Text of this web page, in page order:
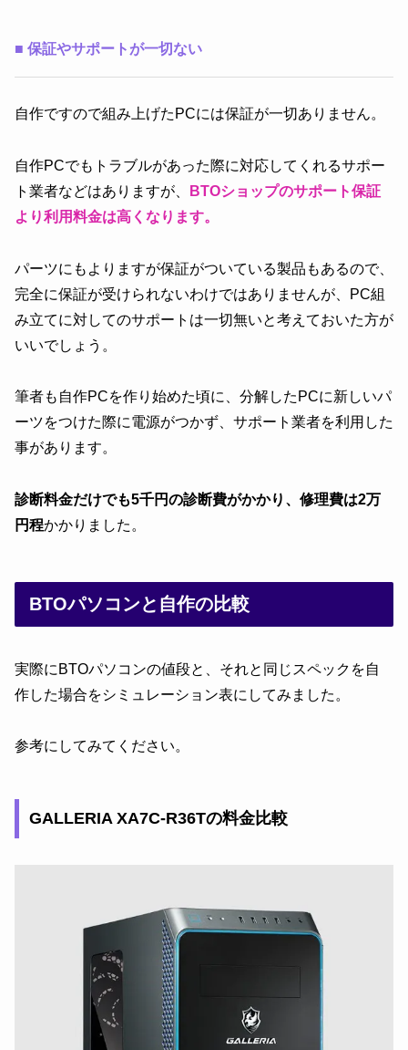
■ 保証やサポートが一切ない
自作ですので組み上げたPCには保証が一切ありません。
自作PCでもトラブルがあった際に対応してくれるサポー
ト業者などはありますが、
BTOショップのサポート保証
より利用料金は高くなります。
パーツにもよりますが保証がついている製品もあるので、
完全に保証が受けられないわけではありませんが、PC組
み立てに対してのサポートは一切無いと考えておいた方が
いいでしょう。
筆者も自作PCを作り始めた頃に、分解したPCに新しいパ
ーツをつけた際に電源がつかず、サポート業者を利用した
事があります。
診断料金だけでも5千円の診断費がかかり、修理費は2万
円程かかりました。
BTOパソコンと自作の比較
実際にBTOパソコンの値段と、それと同じスペックを自
作した場合をシミュレーション表にしてみました。
参考にしてみてください。
GALLERIA XA7C-R36Tの料金比較